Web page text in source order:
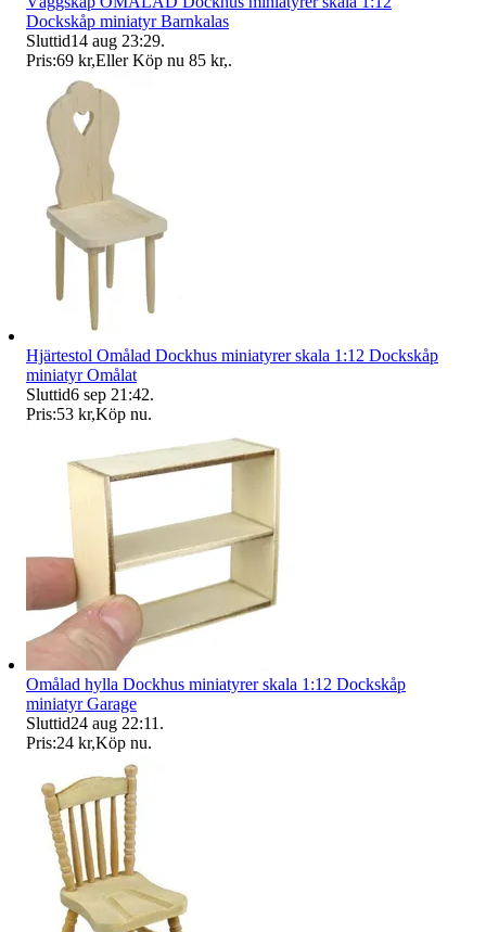
Dockskåp miniatyr Barnkalas
Sluttid14 aug 23:29.
Pris:69 kr,Eller Köp nu 85 kr,.
Hjärtestol Omålad Dockhus miniatyrer skala 1:12 Dockskåp
miniatyr Omålat
Sluttid6 sep 21:42.
Pris:53 kr,Köp nu.
Omålad hylla Dockhus miniatyrer skala 1:12 Dockskåp
miniatyr Garage
Sluttid24 aug 22:11 .
Pris:24 kr,Köp nu.